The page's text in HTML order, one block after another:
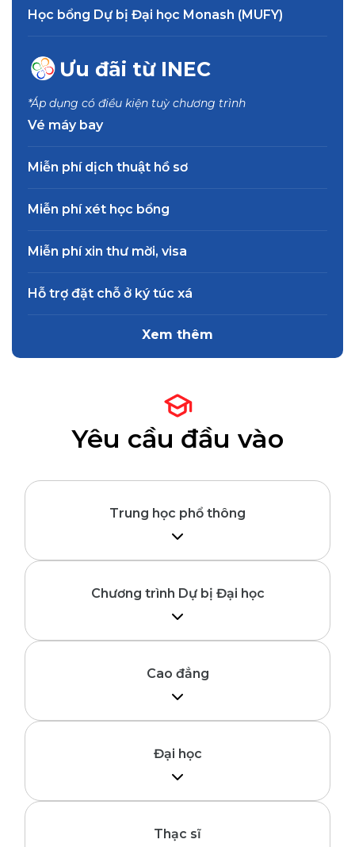
tại Malaysia
Học bổng Dự bị Đại học Monash (MUFY)
Ưu đãi từ INEC
*Áp dụng có điều kiện tuỳ chương trình
Vé máy bay
Miễn phí dịch thuật hồ sơ
Miễn phí xét học bổng
Miễn phí xin thư mời, visa
Hỗ trợ đặt chỗ ở ký túc xá
Xem thêm
Yêu cầu đầu vào
Trung học phổ thông
– Không bắt buộc có chứng chỉ tiếng Anh
Chương trình Dự bị Đại học
– Hoàn tất lớp 11 hoặc 12 (tùy chương trình)
– Chứng chỉ IELTS (không bắt buộc)
Cao đẳng
– Tiếng Anh: IELTS 5.0 – 5.5 (tùy chương
Đại học
– Tiếng Anh: IELTS 5.5-6.0 (tùy chương
Thạc sĩ